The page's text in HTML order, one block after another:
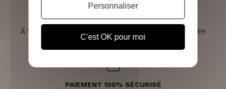
SERVICE CLIENT
À VOTRE ÉCOUTE DU LUNDI AU SAMEDI DE 10H À 18H
PAIEMENT 100% SÉCURISÉ
C'est OK pour moi
Personnaliser